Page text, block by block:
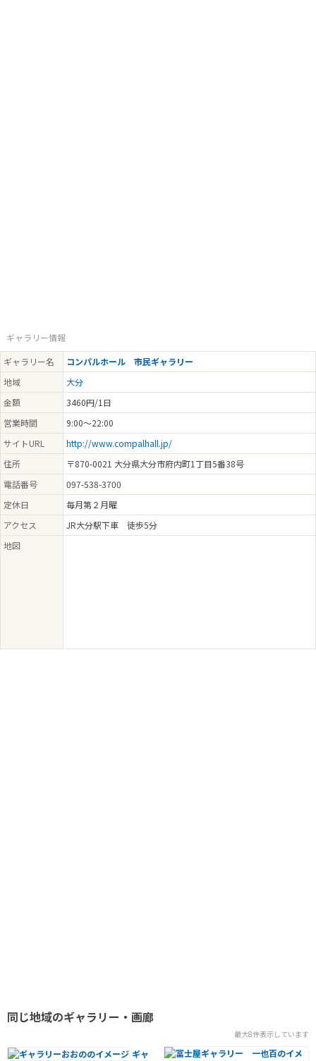
ギャラリー情報
ギャラリー名
コンパルホール 市民ギャラリー
地域
大分
金額
3460円/1日
営業時間
9:00～22:00
サイトURL
http://www.compalhall.jp/
住所
〒870-0021 大分県大分市府内町1丁目5番38号
電話番号
097-538-3700
定休日
毎月第２月曜
アクセス
JR大分駅下車 徒歩5分
地図
同じ地域のギャラリー・画廊
最大8件表示しています
ギャ